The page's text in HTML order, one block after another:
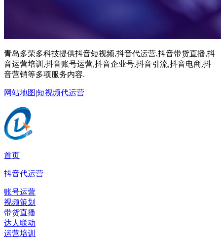
青岛多荣多科技提供抖音短视频,抖音代运营,抖音带货直播,抖
音运营培训,抖音账号运营,抖音企业号,抖音引流,抖音电商,抖
音营销等多项服务内容.
网站地图|短视频代运营
首页
抖音代运营
账号运营
视频策划
带货直播
达人联动
运营培训